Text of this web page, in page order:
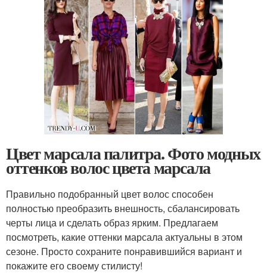
Цвет марсала палитра. Фото модных
оттенков волос цвета марсала
Правильно подобранный цвет волос способен
полностью преобразить внешность, сбалансировать
черты лица и сделать образ ярким. Предлагаем
посмотреть, какие оттенки марсала актуальны в этом
сезоне. Просто сохраните понравившийся вариант и
покажите его своему стилисту!